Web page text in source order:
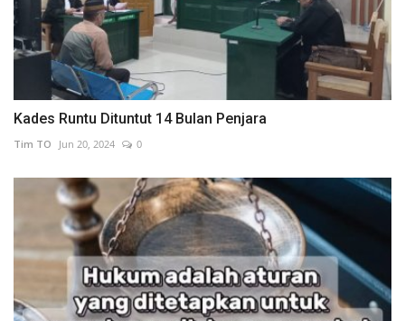
Kades Runtu Dituntut 14 Bulan Penjara
Tim TO Jun 20, 2024 0